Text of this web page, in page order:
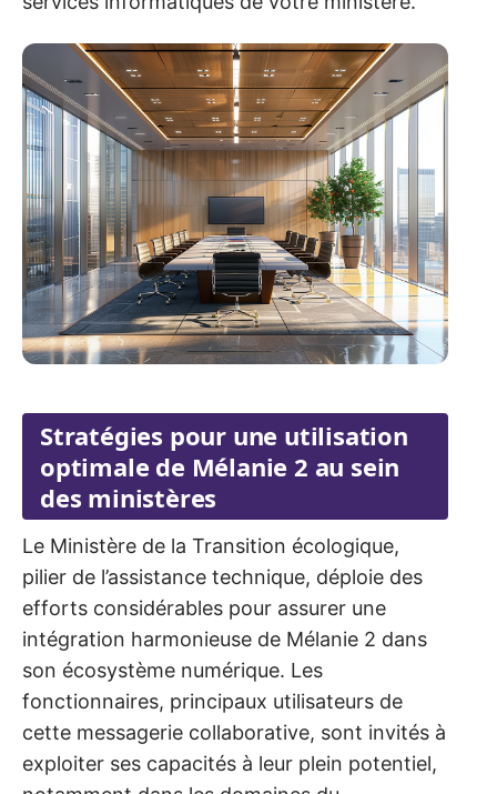
Stratégies pour une utilisation
optimale de Mélanie 2 au sein
des ministères
Le Ministère de la Transition écologique,
pilier de l’assistance technique, déploie des
efforts considérables pour assurer une
intégration harmonieuse de Mélanie 2 dans
son écosystème numérique. Les
fonctionnaires, principaux utilisateurs de
cette messagerie collaborative, sont invités à
exploiter ses capacités à leur plein potentiel,